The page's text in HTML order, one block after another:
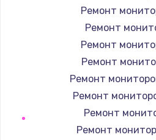
Ремонт
Ремонт
Ремонт
Ремонт
Ремонт
Ремонт
Ремонт
Ремонт